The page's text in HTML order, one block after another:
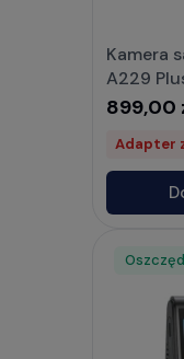
Kamera
A229
899,00
Adapter
Rabat